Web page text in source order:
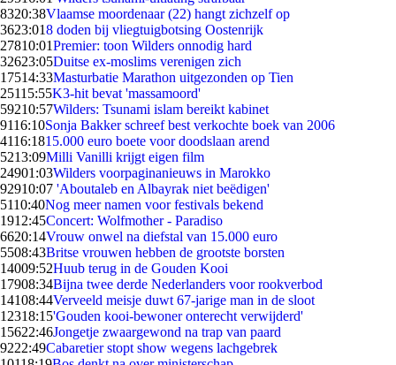
8320:38Vlaamse moordenaar (22) hangt zichzelf op
3623:018 doden bij vliegtuigbotsing Oostenrijk
27810:01Premier: toon Wilders onnodig hard
32623:05Duitse ex-moslims verenigen zich
17514:33Masturbatie Marathon uitgezonden op Tien
25115:55K3-hit bevat 'massamoord'
59210:57Wilders: Tsunami islam bereikt kabinet
9116:10Sonja Bakker schreef best verkochte boek van 2006
4116:1815.000 euro boete voor doodslaan arend
5213:09Milli Vanilli krijgt eigen film
24901:03Wilders voorpaginanieuws in Marokko
92910:07 'Aboutaleb en Albayrak niet beëdigen'
5110:40Nog meer namen voor festivals bekend
1912:45Concert: Wolfmother - Paradiso
6620:14Vrouw onwel na diefstal van 15.000 euro
5508:43Britse vrouwen hebben de grootste borsten
14009:52Huub terug in de Gouden Kooi
17908:34Bijna twee derde Nederlanders voor rookverbod
14108:44Verveeld meisje duwt 67-jarige man in de sloot
12318:15'Gouden kooi-bewoner onterecht verwijderd'
15622:46Jongetje zwaargewond na trap van paard
9222:49Cabaretier stopt show wegens lachgebrek